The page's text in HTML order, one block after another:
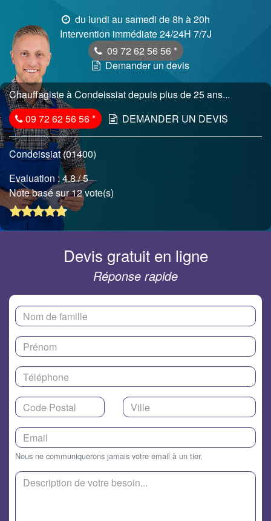
du lundi au samedi de 8h à 20h
Intervention immédiate 24/24H 7/7J
09 72 62 56 56 *
Demander un devis
Chauffagiste à Condeissiat depuis plus de 25 ans...
09 72 62 56 56* DEMANDER UN DEVIS
Condeissiat (01400)
Evaluation :4.8/ 5
Note basé sur 12 vote(s)
Devis gratuit en ligne
Réponse rapide
Nous ne communiquerons jamais votre email à un tier.